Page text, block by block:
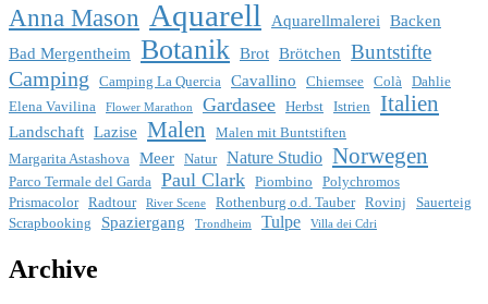
Anna Mason Aquarell Aquarellmalerei
Backen
Bad Mergentheim
Botanik Brot Brötchen Buntstifte
Camping Camping La Quercia Cavallino Chiemsee Colà
Dahlie
Elena Vavilina
Flower Marathon Gardasee Herbst Istrien Italien
Landschaft Lazise Malen
Malen mit Buntstiften
Margarita Astashova
Meer Natur Nature Studio Norwegen
Parco Termale del Garda Paul Clark Piombino
Polychromos
Prismacolor Radtour River Scene Rothenburg o.d. Tauber Rovinj
Sauerteig
Scrapbooking
Spaziergang Trondheim Tulpe Villa dei Cdri
Archive